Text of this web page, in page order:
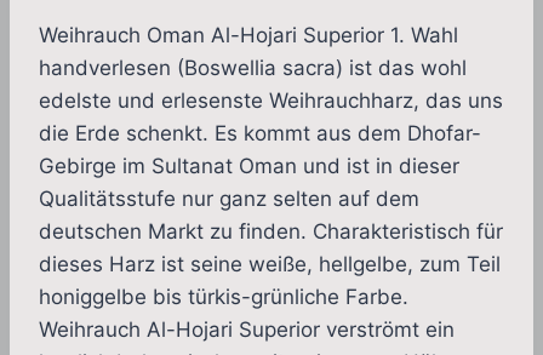
bis
159,00 €
Weihrauch Oman Al-Hojari Superior 1. Wahl
handverlesen (Boswellia sacra) ist das wohl
edelste und erlesenste Weihrauchharz, das uns
die Erde schenkt. Es kommt aus dem Dhofar-
Gebirge im Sultanat Oman und ist in dieser
Qualitätsstufe nur ganz selten auf dem
deutschen Markt zu finden. Charakteristisch für
dieses Harz ist seine weiße, hellgelbe, zum Teil
honiggelbe bis türkis-grünliche Farbe.
Weihrauch Al-Hojari Superior verströmt ein